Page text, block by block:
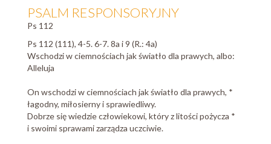
PSALM RESPONSORYJNY
Ps 112
Ps 112 (111), 4-5. 6-7. 8a i 9 (R.: 4a)
Wschodzi w ciemnościach jak światło dla prawych, albo:
Alleluja
On wschodzi w ciemnościach jak światło dla prawych, *
łagodny, miłosierny i sprawiedliwy.
Dobrze się wiedzie człowiekowi, który z litości pożycza *
i swoimi sprawami zarządza uczciwie.